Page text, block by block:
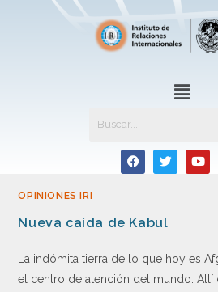
OPINIONES IRI
Nueva caída de Kabul
La indómita tierra de lo que hoy es
el centro de atención del mundo. Allí